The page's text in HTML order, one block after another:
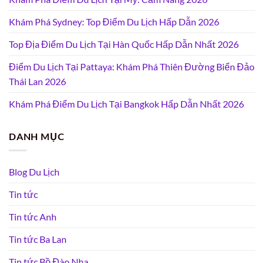
Khám Phá Sydney: Top Điểm Du Lịch Hấp Dẫn 2026
Top Địa Điểm Du Lịch Tại Hàn Quốc Hấp Dẫn Nhất 2026
Điểm Du Lịch Tại Pattaya: Khám Phá Thiên Đường Biển Đảo
Thái Lan 2026
Khám Phá Điểm Du Lịch Tại Bangkok Hấp Dẫn Nhất 2026
DANH MỤC
Blog Du Lịch
Tin tức
Tin tức Anh
Tin tức Ba Lan